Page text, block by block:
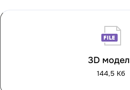
3D
144,5 Кб